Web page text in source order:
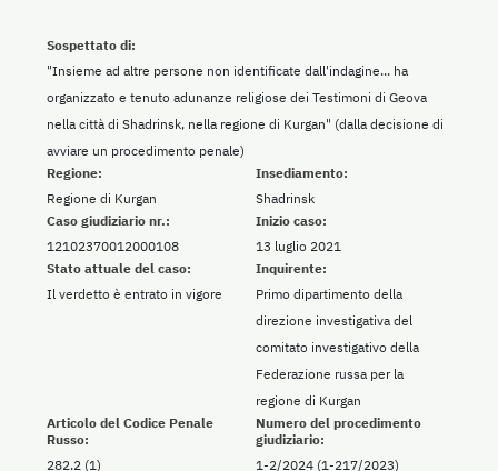
Regione:
Regione di Kurgan
Insediamento:
Shadrinsk
Sospettato di:
"Insieme ad altre persone non identificate dall'indagine... ha
organizzato e tenuto adunanze religiose dei Testimoni di Geova
nella città di Shadrinsk, nella regione di Kurgan" (dalla decisione di
avviare un procedimento penale)
Caso giudiziario nr.:
12102370012000108
Inizio caso:
13 luglio 2021
Stato attuale del caso:
Il verdetto è entrato in vigore
Inquirente:
Primo dipartimento della
direzione investigativa del
comitato investigativo della
Federazione russa per la
regione di Kurgan
Articolo del Codice Penale
Russo:
282.2 (1)
Numero del procedimento
giudiziario:
1-2/2024 (1-217/2023)